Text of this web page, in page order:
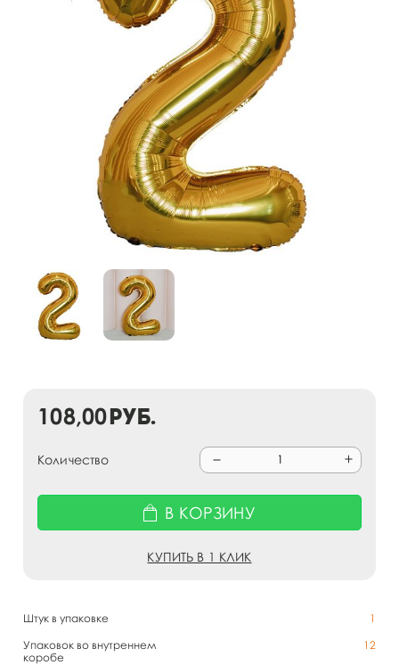
Штук в упаковке
1
Упаковок во внутреннем
коробе
12
108,00руб.
Количество
В КОРЗИНУ
КУПИТЬ В 1 КЛИК